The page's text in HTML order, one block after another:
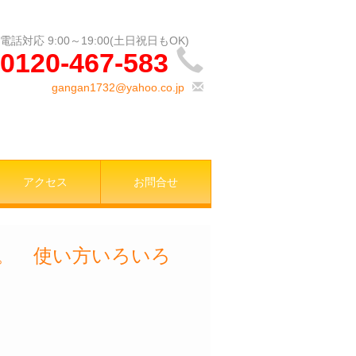
0120-467-583
gangan1732@yahoo.co.jp
アクセス お問合せ
。 使い方いろいろ